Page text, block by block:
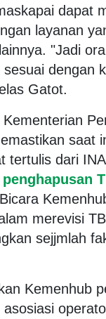
dapat
layanan
"Jadi
dengan
Gatot.
saat
tertulis dari
penghapusan
merevisi
sejjmlah
Kemenhub